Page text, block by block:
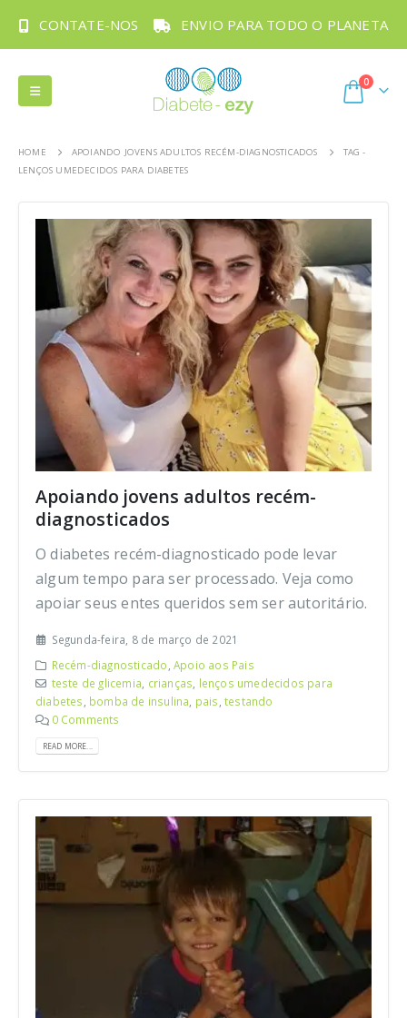
CONTATE-NOS ENVIO PARA TODO O PLANETA
0
HOME APOIANDO JOVENS ADULTOS RECÉM-DIAGNOSTICADOS
TAG -
LENÇOS UMEDECIDOS PARA DIABETES
Apoiando jovens adultos recém-
diagnosticados
O diabetes recém-diagnosticado pode levar
algum tempo para ser processado. Veja como
apoiar seus entes queridos sem ser autoritário.
Segunda-feira, 8 de março de 2021
Recém-diagnosticado Apoio aos Pais
teste de glicemia crianças lenços umedecidos para
diabetes bomba de insulina pais ,testando
0 Comments
READ MORE...